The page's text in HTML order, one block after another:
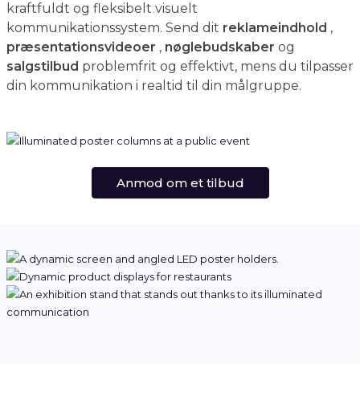
kraftfuldt og fleksibelt visuelt
kommunikationssystem. Send dit reklameindhold ,
præsentationsvideoer , nøglebudskaber og
salgstilbud problemfrit og effektivt, mens du tilpasser
din kommunikation i realtid til din målgruppe.
Anmod om et tilbud